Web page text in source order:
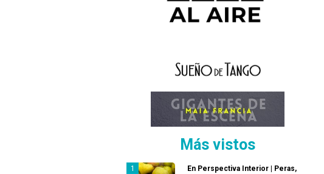
Más vistos
En Perspectiva Interior | Peras,